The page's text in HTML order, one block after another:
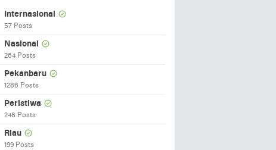
Internasional
57 Posts
Nasional
264 Posts
Pekanbaru
1286 Posts
Peristiwa
248 Posts
Riau
199 Posts